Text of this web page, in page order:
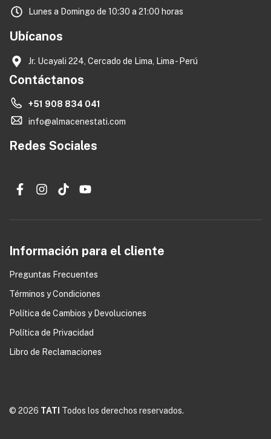
Lunes a Domingo de 10:30 a 21:00 horas
Ubícanos
Jr. Ucayali 224, Cercado de Lima, Lima - Perú
Contáctanos
+51 908 834 041
info@almacenestati.com
Redes Sociales
Información para el cliente
Preguntas Frecuentes
Términos y Condiciones
Política de Cambios y Devoluciones
Política de Privacidad
Libro de Reclamaciones
© 2026 TATI Todos los derechos reservados.